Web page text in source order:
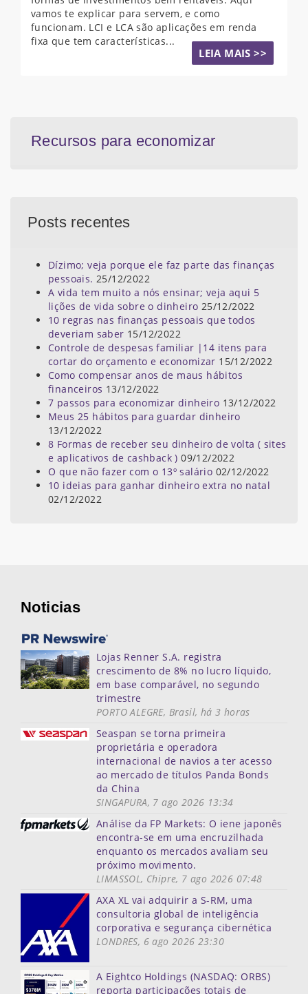
vamos te explicar para servem, e como
funcionam. LCI e LCA são aplicações em renda
fixa que tem características...
LEIA MAIS >>
Recursos para economizar
Posts recentes
Dízimo; veja porque ele faz parte das finanças
pessoais. 25/12/2022
A vida tem muito a nós ensinar; veja aqui 5
lições de vida sobre o dinheiro 25/12/2022
10 regras nas finanças pessoais que todos
deveriam saber 15/12/2022
Controle de despesas familiar |14 itens para
cortar do orçamento e economizar 15/12/2022
Como compensar anos de maus hábitos
financeiros 13/12/2022
7 passos para economizar dinheiro 13/12/2022
Meus 25 hábitos para guardar dinheiro
13/12/2022
8 Formas de receber seu dinheiro de volta ( sites
e aplicativos de cashback ) 09/12/2022
O que não fazer com o 13º salário 02/12/2022
10 ideias para ganhar dinheiro extra no natal
02/12/2022
Noticias
Lojas Renner S.A. registra
crescimento de 8% no lucro líquido,
em base comparável, no segundo
trimestre
PORTO ALEGRE, Brasil, há 3 horas
Seaspan se torna primeira
proprietária e operadora
internacional de navios a ter acesso
ao mercado de títulos Panda Bonds
da China
SINGAPURA, 7 ago 2026 13:34
Análise da FP Markets: O iene japonês
encontra-se em uma encruzilhada
enquanto os mercados avaliam seu
próximo movimento.
LIMASSOL, Chipre, 7 ago 2026 07:48
AXA XL vai adquirir a S-RM, uma
consultoria global de inteligência
corporativa e segurança cibernética
LONDRES, 6 ago 2026 23:30
A Eightco Holdings (NASDAQ: ORBS)
reporta participações totais de